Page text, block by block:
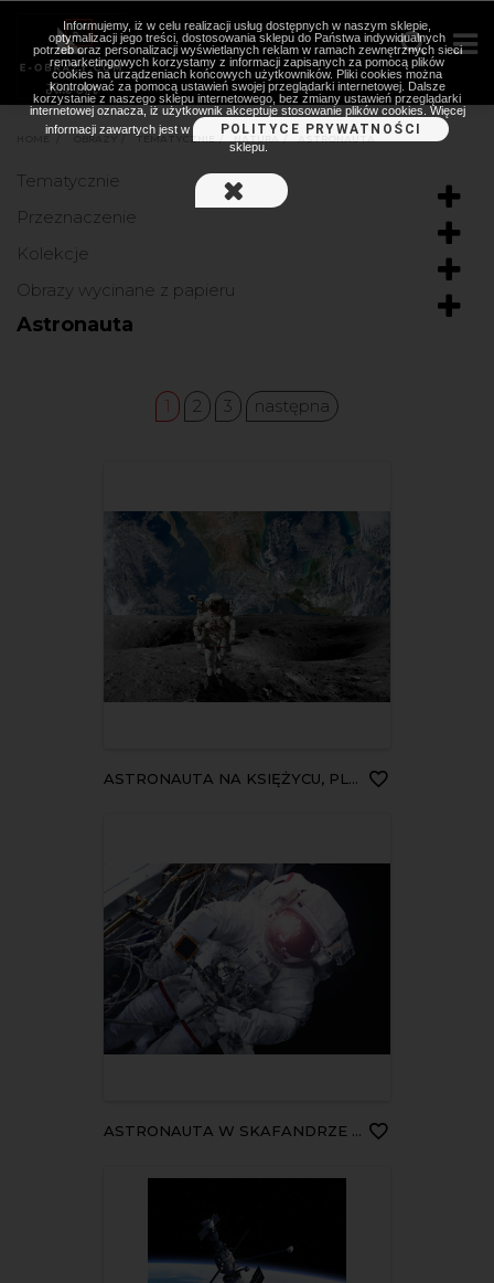
OBRAZY TEMATYCZNIE
Tematycznie
Przeznaczenie
Kolekcje
Obrazy wycinane z papieru
Astronauta
1 2 3 następna
ASTRONAUTA NA KSIĘŻYCU, PLANETA ZIEMIA NASA
ASTRONAUTA W SKAFANDRZE NASA
Informujemy, iż w celu realizacji usług dostępnych w naszym sklepie,
optymalizacji jego treści, dostosowania sklepu do Państwa indywidualnych
potrzeb oraz personalizacji wyświetlanych reklam w ramach zewnętrznych sieci
remarketingowych korzystamy z informacji zapisanych za pomocą plików
cookies na urządzeniach końcowych użytkowników. Pliki cookies można
kontrolować za pomocą ustawień swojej przeglądarki internetowej. Dalsze
korzystanie z naszego sklepu internetowego, bez zmiany ustawień przeglądarki
internetowej oznacza, iż użytkownik akceptuje stosowanie plików cookies. Więcej
informacji zawartych jest w
POLITYCE PRYWATNOŚCI
sklepu.